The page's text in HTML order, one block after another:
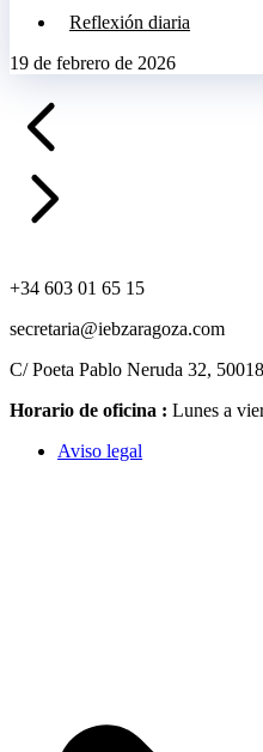
Reflexión diaria
19 de febrero de 2026
+34 603 01 65 15
secretaria@iebzaragoza.com
C/ Poeta Pablo Neruda 32,
Horario de oficina : Lunes a
Aviso legal